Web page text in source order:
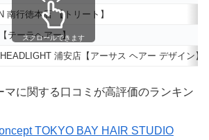
南行徳本店 【トリート】
テーラヘアー】
浦安店【アーサス ヘアー デザイン】
スクロールできます
マに関する口コミが高評価のランキン
TOKYO BAY HAIR STUDIO